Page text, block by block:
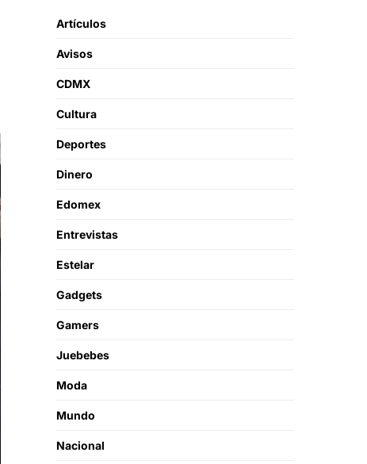
Artículos
Avisos
CDMX
Cultura
Deportes
Dinero
Edomex
Entrevistas
Estelar
Gadgets
Gamers
Juebebes
Moda
Mundo
Nacional